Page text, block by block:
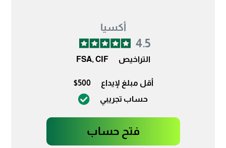
أكسيا
4.5
التراخيص FSA, CIF
أقل مبلغ لإيداع
$500
حساب تجريبي
فتح حساب